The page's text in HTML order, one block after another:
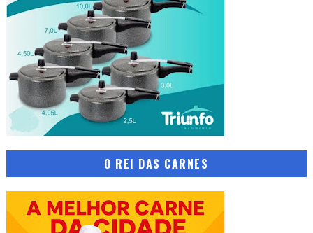
O REI DAS CARNES